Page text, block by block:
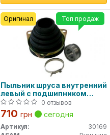
Пыльник шруса внутренний
левый с подшипником
30169 ASAM0 отзывов
710 грн сегодня
Артикул:
30169
Топ продаж
Оригинал